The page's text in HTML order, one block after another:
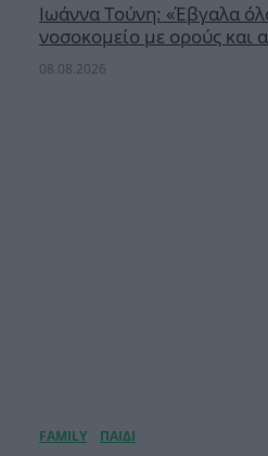
Ιωάννα Τούνη: «Έβγαλα
νοσοκομείο με ορούς και
08.08.2026